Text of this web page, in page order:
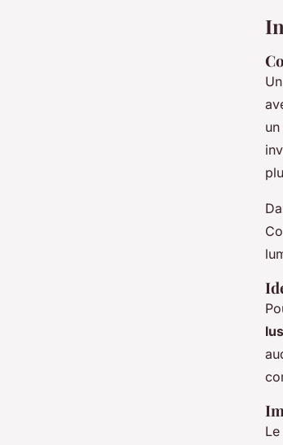
Un